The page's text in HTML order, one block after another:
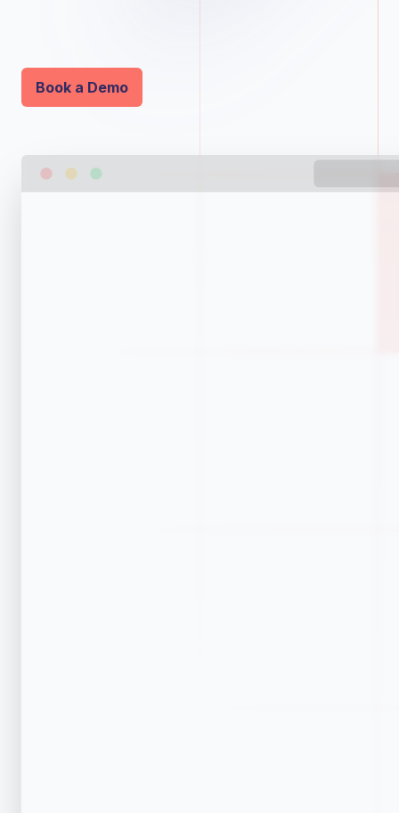
Book a Demo